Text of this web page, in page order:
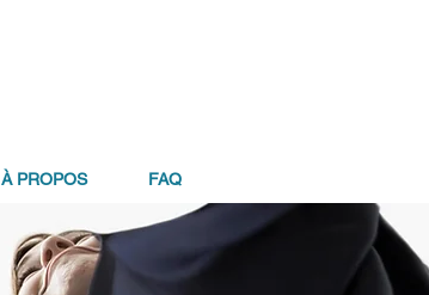
À PROPOS FAQ